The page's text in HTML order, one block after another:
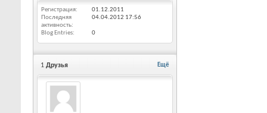
Регистрация
01.12.2011
Последняя
активность
04.04.2012 17:56
Blog Entries 0
Ещё
1 Друзья